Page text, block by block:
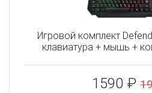
Игровой комплект
клавиатура + мышь +
1590 ₽